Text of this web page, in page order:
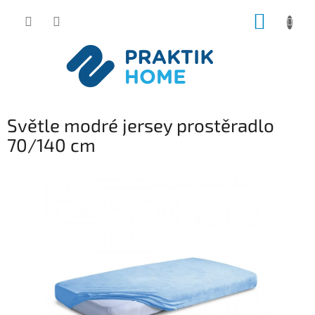
Světle modré jersey prostěradlo
70/140 cm